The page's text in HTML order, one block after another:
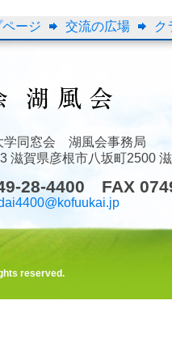
ージ 交流の広場 ク
学同窓会 湖風会事務局
滋賀県彦根市八坂町2500
28-4400 FAX
reserved.